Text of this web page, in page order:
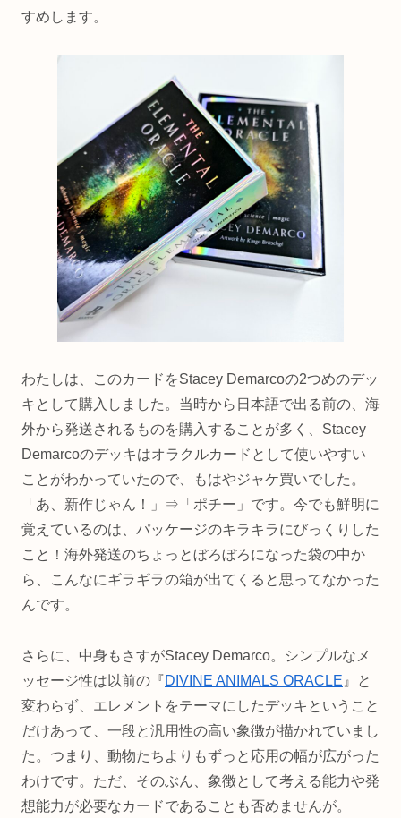
すめします。
わたしは、このカードをStacey Demarcoの2つめのデッ
キとして購入しました。当時から日本語で出る前の、海
外から発送されるものを購入することが多く、Stacey
Demarcoのデッキはオラクルカードとして使いやすい
ことがわかっていたので、もはやジャケ買いでした。
「あ、新作じゃん！」⇒「ポチー」です。今でも鮮明に
覚えているのは、パッケージのキラキラにびっくりした
こと！海外発送のちょっとぼろぼろになった袋の中か
ら、こんなにギラギラの箱が出てくると思ってなかった
んです。
さらに、中身もさすがStacey Demarco。シンプルなメ
ッセージ性は以前の『DIVINE ANIMALS ORACLE 』と
変わらず、エレメントをテーマにしたデッキということ
だけあって、一段と汎用性の高い象徴が描かれていまし
た。つまり、動物たちよりもずっと応用の幅が広がった
わけです。ただ、そのぶん、象徴として考える能力や発
想能力が必要なカードであることも否めませんが。